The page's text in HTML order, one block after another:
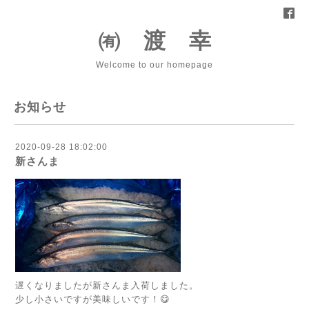
㈲ 渡 幸
Welcome to our homepage
お知らせ
2020-09-28 18:02:00
新さんま
遅くなりましたが新さんま入荷しました。
少し小さいですが美味しいです！😋